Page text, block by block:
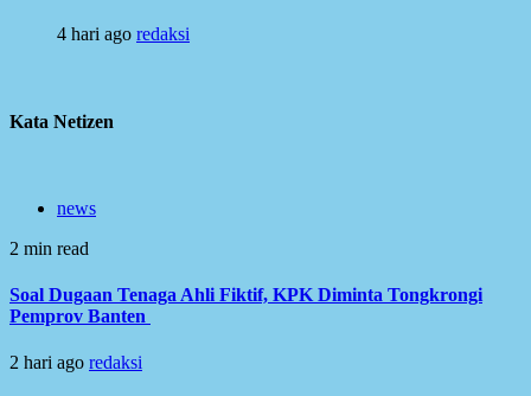
4 hari ago redaksi
Kata Netizen
news
2 min read
Soal Dugaan Tenaga Ahli Fiktif, KPK Diminta Tongkrongi
Pemprov Banten
2 hari ago redaksi